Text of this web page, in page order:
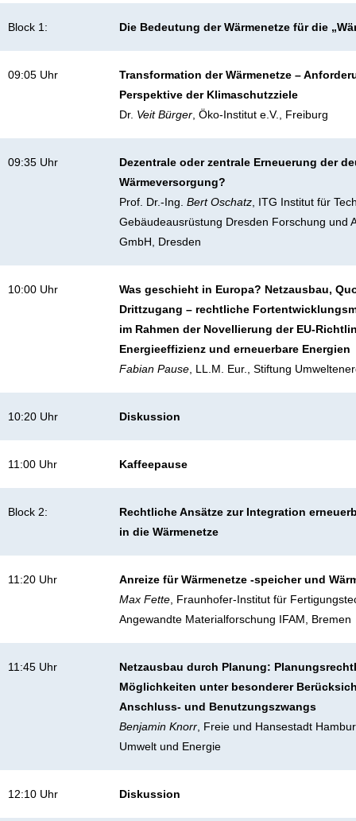
Block 1: Die Bedeutung der Wärmenetze für die
09:05 Uhr
Transformation der Wärmenetze –
Perspektive der Klimaschutzziele
Dr. Veit Bürger , Öko-Institut e.V., Freiburg
09:35 Uhr
Dezentrale oder zentrale Erneuerung der
Wärmeversorgung?
Prof. Dr.-Ing. Bert Oschatz , ITG Institut für
Gebäudeausrüstung Dresden Forschung und
GmbH, Dresden
10:00 Uhr
Was geschieht in Europa? Netzausbau,
Drittzugang – rechtliche
im Rahmen der Novellierung der EU-
Energieeffizienz und erneuerbare Energien
Fabian Pause , LL.M. Eur., Stiftung
10:20 Uhr Diskussion
11:00 Uhr Kaffeepause
Block 2:
Rechtliche Ansätze zur Integration
in die Wärmenetze
11:20 Uhr
Anreize für Wärmenetze -speicher und
Max Fette , Fraunhofer-Institut für
Angewandte Materialforschung IFAM, Bremen
11:45 Uhr
Netzausbau durch Planung:
Möglichkeiten unter besonderer
Anschluss- und Benutzungszwangs
Benjamin Knorr , Freie und Hansestadt
Umwelt und Energie
12:10 Uhr Diskussion